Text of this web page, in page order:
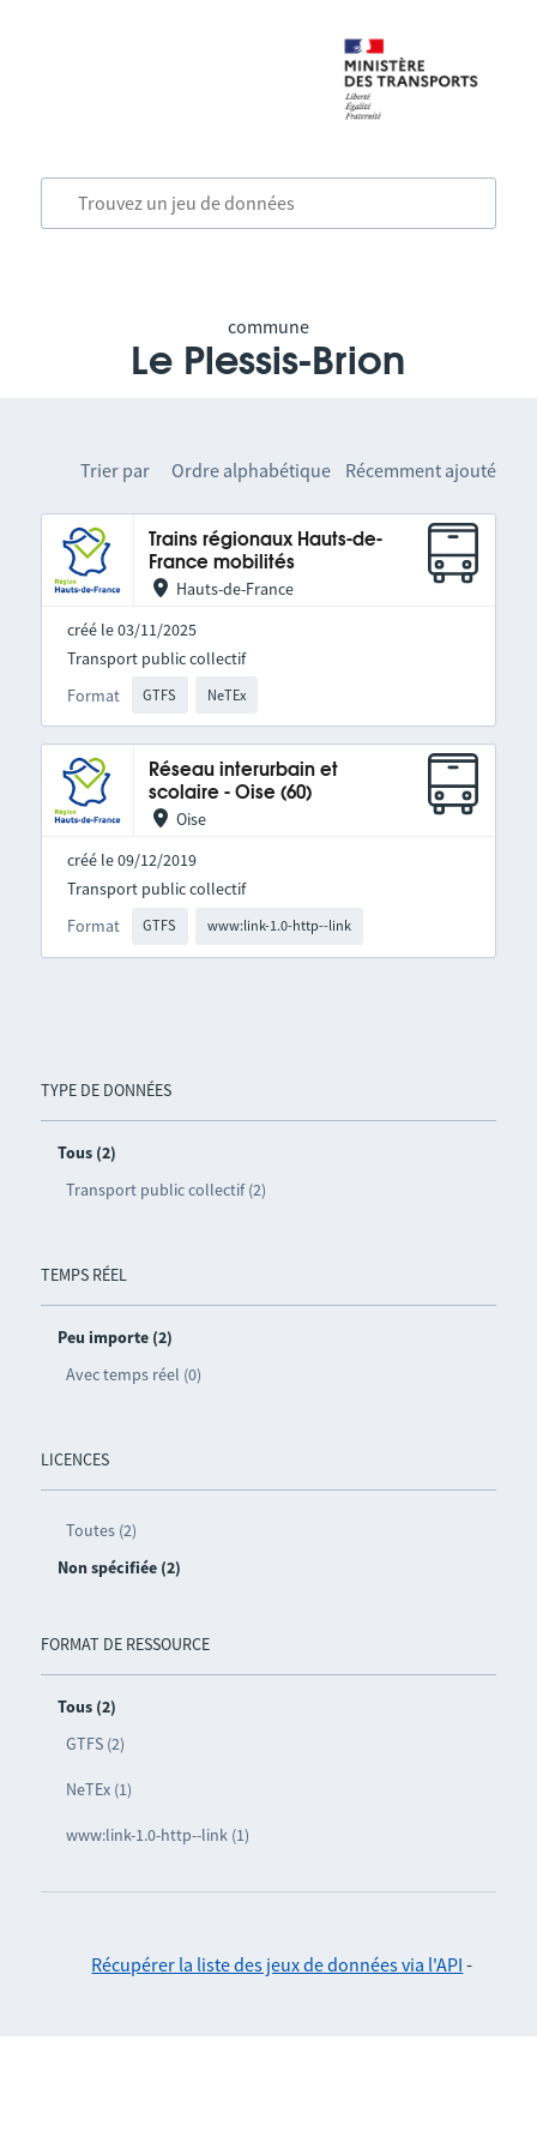
commune
Le Plessis-Brion
TYPE DE DONNÉES
Tous (2)
Transport public collectif (2)
TEMPS RÉEL
Peu importe (2)
Avec temps réel (0)
LICENCES
Toutes (2)
Non spécifiée (2)
FORMAT DE RESSOURCE
Tous (2)
GTFS (2)
NeTEx (1)
www:link-1.0-http--link (1)
Trier par Ordre alphabétique Récemment ajouté
Trains régionaux Hauts-de-
France mobilités
Hauts-de-France
créé le 03/11/2025
Format GTFS NeTEx
Transport public collectif
Réseau interurbain et
scolaire - Oise (60)
Oise
créé le 09/12/2019
Format GTFS www:link-1.0-http--link
Transport public collectif
Récupérer la liste des jeux de données via l'API -